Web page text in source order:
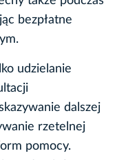
bezpłatne
udzielanie
dalszej
rzetelnej
pomocy.